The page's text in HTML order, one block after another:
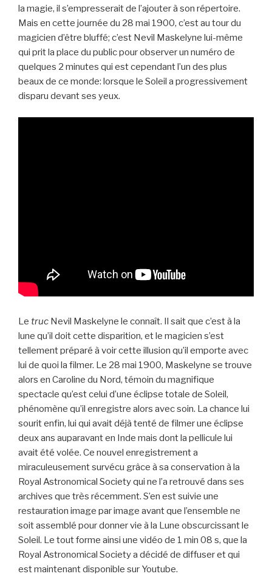
la magie, il s’empresserait de l’ajouter à son répertoire.
Mais en cette journée du 28 mai 1900, c’est au tour du
magicien d’être bluffé; c’est Nevil Maskelyne lui-même
qui prit la place du public pour observer un numéro de
quelques 2 minutes qui est cependant l’un des plus
beaux de ce monde: lorsque le Soleil a progressivement
disparu devant ses yeux.
Le truc Nevil Maskelyne le connaît. Il sait que c’est à la
lune qu’il doit cette disparition, et le magicien s’est
tellement préparé à voir cette illusion qu’il emporte avec
lui de quoi la filmer. Le 28 mai 1900, Maskelyne se trouve
alors en Caroline du Nord, témoin du magnifique
spectacle qu’est celui d’une éclipse totale de Soleil,
phénomène qu’il enregistre alors avec soin. La chance lui
sourit enfin, lui qui avait déjà tenté de filmer une éclipse
deux ans auparavant en Inde mais dont la pellicule lui
avait été volée. Ce nouvel enregistrement a
miraculeusement survécu grâce à sa conservation à la
Royal Astronomical Society qui ne l’a retrouvé dans ses
archives que très récemment. S’en est suivie une
restauration image par image avant que l’ensemble ne
soit assemblé pour donner vie à la Lune obscurcissant le
Soleil. Le tout forme ainsi une vidéo de 1 min 08 s, que la
Royal Astronomical Society a décidé de diffuser et qui
est maintenant disponible sur Youtube.